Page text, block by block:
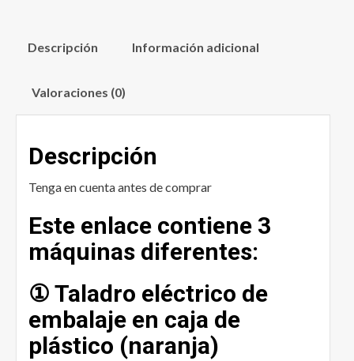
Descripción Información adicional
Valoraciones (0)
Descripción
Tenga en cuenta antes de comprar
Este enlace contiene 3
máquinas diferentes:
① Taladro eléctrico de
embalaje en caja de
plástico (naranja)